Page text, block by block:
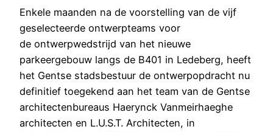
Enkele maanden na de voorstelling van de vijf
geselecteerde ontwerpteams voor
de ontwerpwedstrijd van het nieuwe
parkeergebouw langs de B401 in Ledeberg, heeft
het Gentse stadsbestuur de ontwerpopdracht nu
definitief toegekend aan het team van de Gentse
architectenbureaus Haerynck Vanmeirhaeghe
architecten en L.U.S.T. Architecten, in